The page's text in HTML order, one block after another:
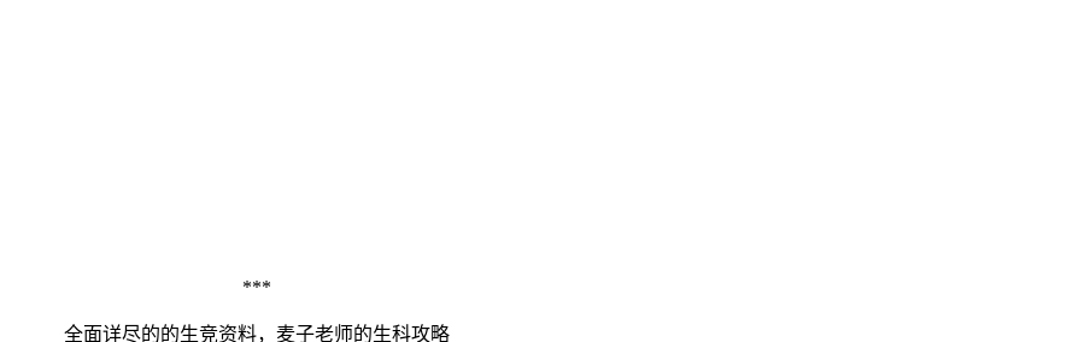
***
全面详尽的的生竞资料，麦子老师的生科攻略